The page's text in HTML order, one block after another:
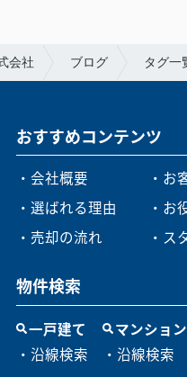
会社 ブログ タグ一
おすすめコンテンツ
・会社概要
・選ばれる理由
・売却の流れ
・お
・お
・ス
物件検索
一戸建て
・沿線検索
マンション
・沿線検索